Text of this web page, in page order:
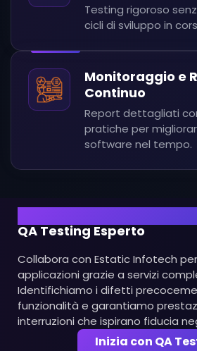
Testing rigoroso
cicli di sviluppo in
Monitoraggio e
Continuo
Report dettagliati
pratiche per
software nel tempo.
QA Testing Esperto
Collabora con Estatic Infotech
applicazioni grazie a servizi
Identifichiamo i difetti
funzionalità e garantiamo
interruzioni che ispirano fiducia
Inizia con QA